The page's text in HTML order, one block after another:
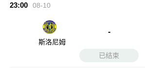
23:00 08-10
斯洛尼姆
-
已结束